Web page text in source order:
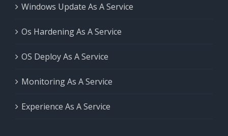
Windows Update As A Service
Os Hardening As A Service
OS Deploy As A Service
Monitoring As A Service
Experience As A Service